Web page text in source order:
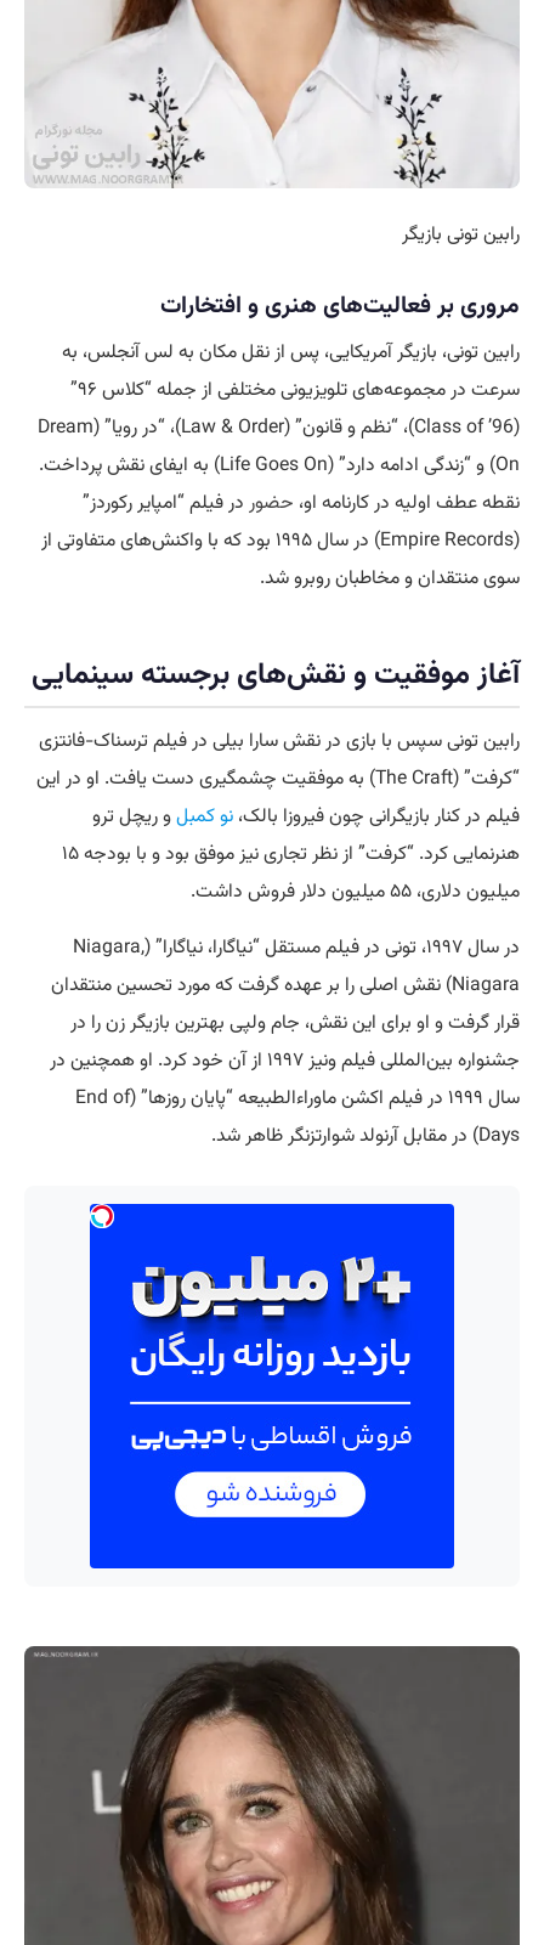
رابین تونی بازیگر
مروری بر فعالیت‌های هنری و افتخارات
رابین تونی، بازیگر آمریکایی، پس از نقل مکان به لس آنجلس، به
سرعت در مجموعه‌های تلویزیونی مختلفی از جمله “کلاس ۹۶”
(Class of ’96)، “نظم و قانون” (Law & Order)، “در رویا” (Dream
On) و “زندگی ادامه دارد” (Life Goes On) به ایفای نقش پرداخت.
نقطه عطف اولیه در کارنامه او، حضور در فیلم “امپایر رکوردز”
(Empire Records) در سال ۱۹۹۵ بود که با واکنش‌های متفاوتی از
سوی منتقدان و مخاطبان روبرو شد.
آغاز موفقیت و نقش‌های برجسته سینمایی
رابین تونی سپس با بازی در نقش سارا بیلی در فیلم ترسناک-فانتزی
“کرفت” (The Craft) به موفقیت چشمگیری دست یافت. او در این
فیلم در کنار بازیگرانی چون فیروزا بالک، نو کمبلو ریچل ترو
هنرنمایی کرد. “کرفت” از نظر تجاری نیز موفق بود و با بودجه ۱۵
میلیون دلاری، ۵۵ میلیون دلار فروش داشت.
در سال ۱۹۹۷، تونی در فیلم مستقل “نیاگارا، نیاگارا” (Niagara,
Niagara) نقش اصلی را بر عهده گرفت که مورد تحسین منتقدان
قرار گرفت و او برای این نقش، جام ولپی بهترین بازیگر زن را در
جشنواره بین‌المللی فیلم ونیز ۱۹۹۷ از آن خود کرد. او همچنین در
سال ۱۹۹۹ در فیلم اکشن ماوراءالطبیعه “پایان روزها” (End of
Days) در مقابل آرنولد شوارتزنگر ظاهر شد.